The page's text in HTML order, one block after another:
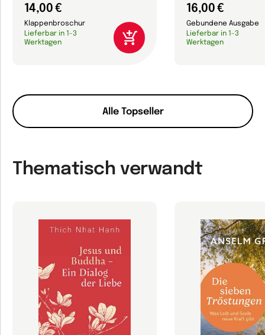
Alle Topseller
14,00 €
Klappenbroschur
Lieferbar in 1-3
Werktagen
16,00 €
Gebundene Ausgabe
Lieferbar in 1-3
Werktagen
Thematisch verwandt